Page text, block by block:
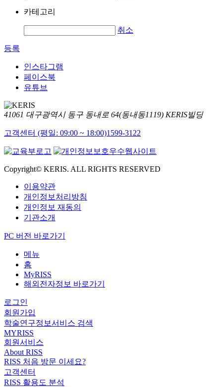
카테고리
취소
등록
인스타그램
페이스북
유튜브
41061 대구광역시 동구 동내로 64(동내동1119) KERIS빌딩
고객센터 (평일: 09:00 ~ 18:00)1599-3122
Copyright© KERIS. ALL RIGHTS RESERVED
이용약관
개인정보처리방침
개인정보 재동의
기관소개
PC 버전 바로가기
메뉴
홈
MyRISS
해외전자정보 바로가기
로그인
회원가입
학술연구정보서비스 검색
MYRISS
회원서비스
About RISS
RISS 처음 방문 이세요?
고객센터
RISS 활용도 분석